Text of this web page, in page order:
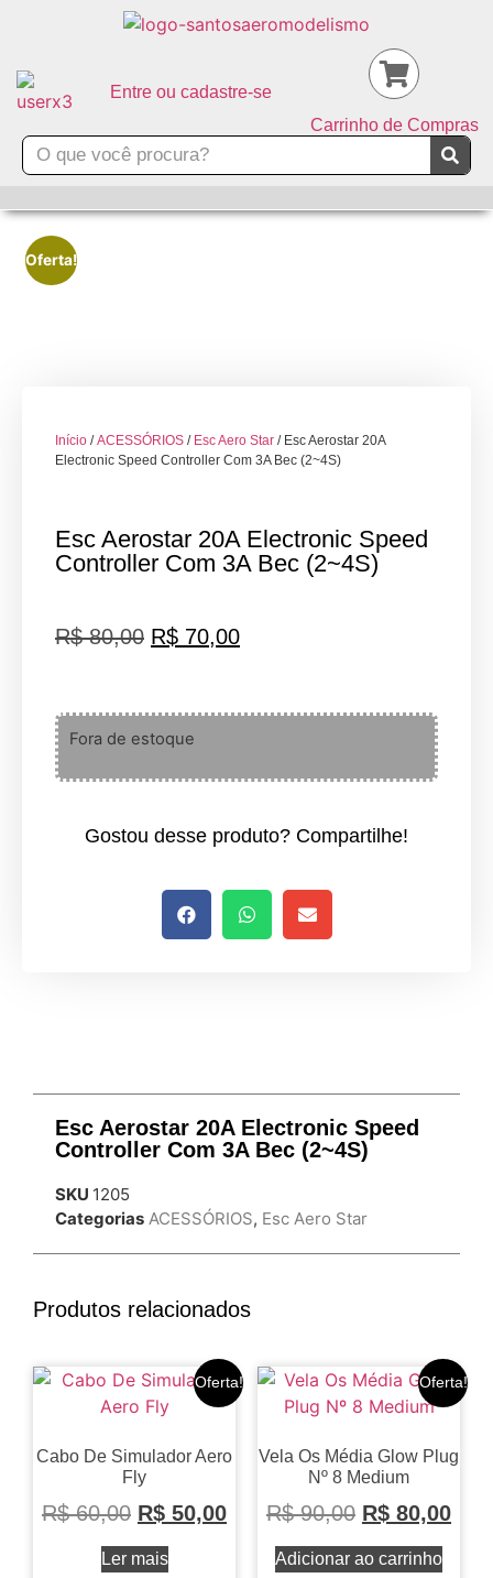
Entre ou cadastre-se
Carrinho de Compras
Oferta!
Início /ACESSÓRIOS / Esc Aero Star / Esc Aerostar 20A
Electronic Speed Controller Com 3A Bec (2~4S)
Esc Aerostar 20A Electronic Speed
Controller Com 3A Bec (2~4S)
R$80,00 R$ 70,00
Fora de estoque
Gostou desse produto? Compartilhe!
Esc Aerostar 20A Electronic Speed
Controller Com 3A Bec (2~4S)
SKU 1205
Categorias ACESSÓRIOS, Esc Aero Star
Produtos relacionados
Oferta!
Cabo De Simulador Aero
Fly
R$60,00 R$ 50,00
Ler mais
Oferta!
Vela Os Média Glow Plug
Nº 8 Medium
R$90,00 R$ 80,00
Adicionar ao carrinho